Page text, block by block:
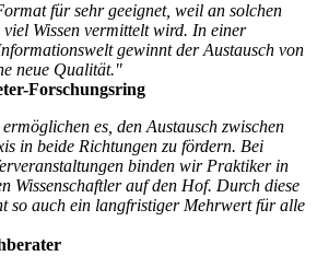
für sehr geeignet, weil an solchen
Wissen vermittelt wird. In einer
gewinnt der Austausch von
neue Qualität."
Forschungsring
ermöglichen es, den Austausch zwischen
in beide Richtungen zu fördern. Bei
binden wir Praktiker in
Wissenschaftler auf den Hof. Durch diese
so auch ein langfristiger Mehrwert für alle